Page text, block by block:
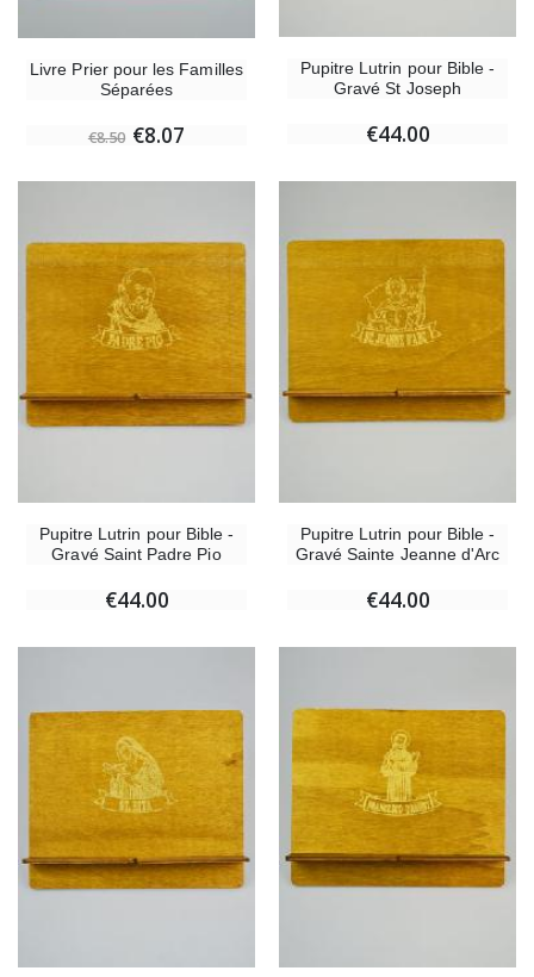
Livre Prier pour les Familles
Séparées
€8.50 €8.07
Pupitre Lutrin pour Bible -
Gravé St Joseph
€44.00
Pupitre Lutrin pour Bible -
Gravé Saint Padre Pio
€44.00
Pupitre Lutrin pour Bible -
Gravé Sainte Jeanne d'Arc
€44.00